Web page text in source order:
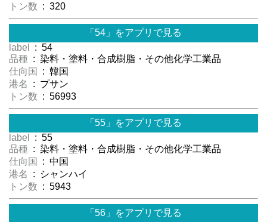
トン数 : 320
「54」をアプリで見る
label
: 54
品種 : 染料・塗料・合成樹脂・その他化学工業品
仕向国
: 韓国
港名
: プサン
トン数 : 56993
「55」をアプリで見る
label
: 55
品種 : 染料・塗料・合成樹脂・その他化学工業品
仕向国
: 中国
港名
: シャンハイ
トン数 : 5943
「56」をアプリで見る